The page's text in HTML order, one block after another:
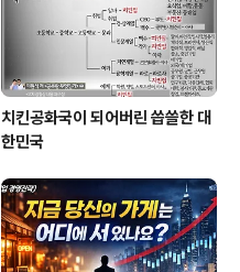
치킨공화국이 되어버린 씁쓸한 대
한민국